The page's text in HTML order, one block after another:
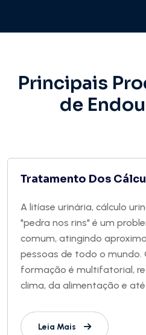
Principais
de
Tratamento Dos
A litíase urinária, cálculo
"pedra nos rins" é um
comum, atingindo
pessoas de todo o mundo.
formação é multifatorial,
clima, da alimentação e
Leia Mais